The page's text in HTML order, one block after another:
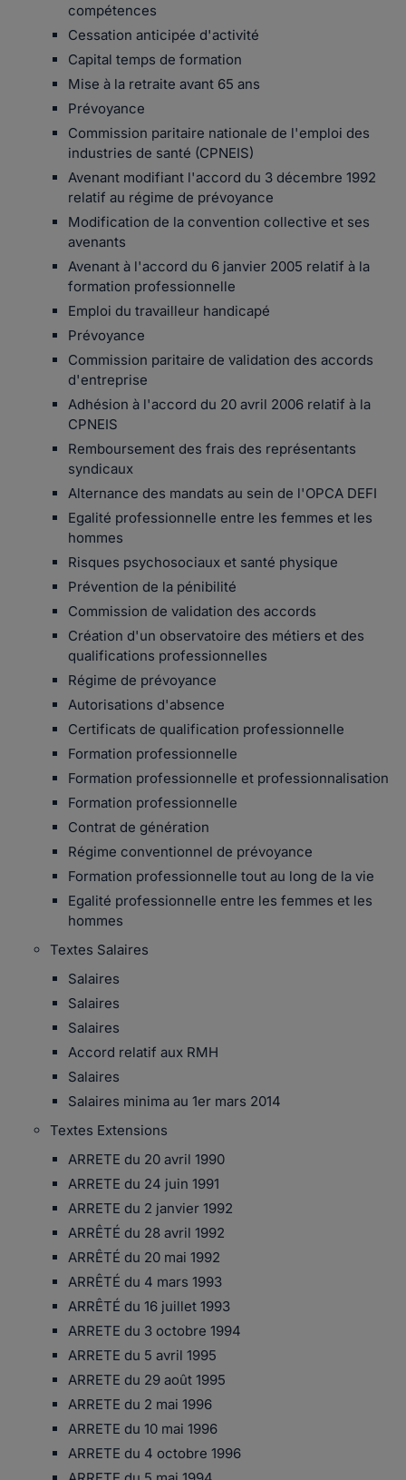
compétences
Cessation anticipée d'activité
Capital temps de formation
Mise à la retraite avant 65 ans
Prévoyance
Commission paritaire nationale de l'emploi des
industries de santé (CPNEIS)
Avenant modifiant l'accord du 3 décembre 1992
relatif au régime de prévoyance
Modification de la convention collective et ses
avenants
Avenant à l'accord du 6 janvier 2005 relatif à la
formation professionnelle
Emploi du travailleur handicapé
Prévoyance
Commission paritaire de validation des accords
d'entreprise
Adhésion à l'accord du 20 avril 2006 relatif à la
CPNEIS
Remboursement des frais des représentants
syndicaux
Alternance des mandats au sein de l'OPCA DEFI
Egalité professionnelle entre les femmes et les
hommes
Risques psychosociaux et santé physique
Prévention de la pénibilité
Commission de validation des accords
Création d'un observatoire des métiers et des
qualifications professionnelles
Régime de prévoyance
Autorisations d'absence
Certificats de qualification professionnelle
Formation professionnelle
Formation professionnelle et professionnalisation
Formation professionnelle
Contrat de génération
Régime conventionnel de prévoyance
Formation professionnelle tout au long de la vie
Egalité professionnelle entre les femmes et les
hommes
Textes Salaires
Salaires
Salaires
Salaires
Accord relatif aux RMH
Salaires
Salaires minima au 1er mars 2014
Textes Extensions
ARRETE du 20 avril 1990
ARRETE du 24 juin 1991
ARRETE du 2 janvier 1992
ARRÊTÉ du 28 avril 1992
ARRÊTÉ du 20 mai 1992
ARRÊTÉ du 4 mars 1993
ARRÊTÉ du 16 juillet 1993
ARRETE du 3 octobre 1994
ARRETE du 5 avril 1995
ARRETE du 29 août 1995
ARRETE du 2 mai 1996
ARRETE du 10 mai 1996
ARRETE du 4 octobre 1996